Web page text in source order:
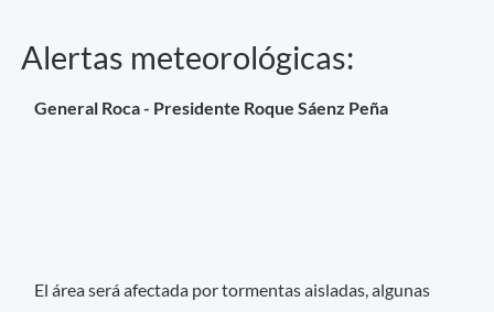
Alertas meteorológicas:
General Roca - Presidente Roque Sáenz Peña
El área será afectada por tormentas aisladas, algunas